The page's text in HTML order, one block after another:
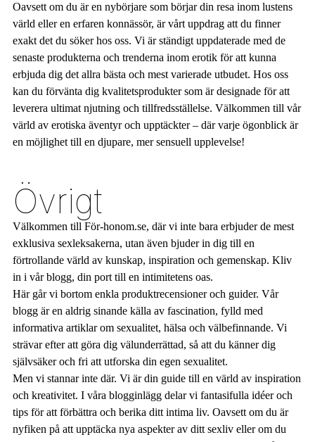
Oavsett om du är en nybörjare som börjar din resa inom lustens
värld eller en erfaren konnässör, är vårt uppdrag att du finner
exakt det du söker hos oss. Vi är ständigt uppdaterade med de
senaste produkterna och trenderna inom erotik för att kunna
erbjuda dig det allra bästa och mest varierade utbudet. Hos oss
kan du förvänta dig kvalitetsprodukter som är designade för att
leverera ultimat njutning och tillfredsställelse. Välkommen till vår
värld av erotiska äventyr och upptäckter – där varje ögonblick är
en möjlighet till en djupare, mer sensuell upplevelse!
Övrigt
Välkommen till För-honom.se, där vi inte bara erbjuder de mest
exklusiva sexleksakerna, utan även bjuder in dig till en
förtrollande värld av kunskap, inspiration och gemenskap. Kliv
in i vår blogg, din port till en intimitetens oas.
Här går vi bortom enkla produktrecensioner och guider. Vår
blogg är en aldrig sinande källa av fascination, fylld med
informativa artiklar om sexualitet, hälsa och välbefinnande. Vi
strävar efter att göra dig välunderrättad, så att du känner dig
självsäker och fri att utforska din egen sexualitet.
Men vi stannar inte där. Vi är din guide till en värld av inspiration
och kreativitet. I våra blogginlägg delar vi fantasifulla idéer och
tips för att förbättra och berika ditt intima liv. Oavsett om du är
nyfiken på att upptäcka nya aspekter av ditt sexliv eller om du